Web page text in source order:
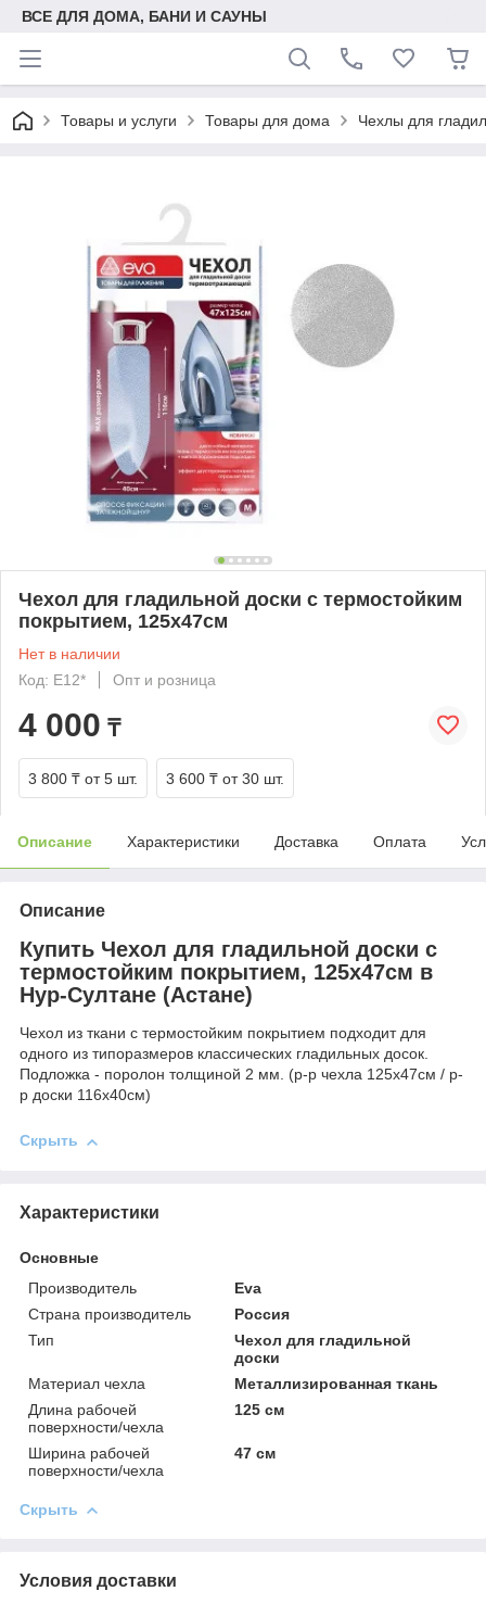
ВСЕ ДЛЯ ДОМА, БАНИ И САУНЫ
Товары и услуги Товары для дома Чехлы для
Чехол для гладильной доски с термостойким
покрытием, 125х47см
Нет в наличии
Код: Е12*
Опт и розница
4 000 ₸
3 800 ₸ от 5 шт. 3 600 ₸ от 30 шт.
Описание Характеристики Доставка Оплата
Описание
Купить Чехол для гладильной доски с
термостойким покрытием, 125х47см в
Нур-Султане (Астане)
Чехол из ткани с термостойким покрытием подходит для
одного из типоразмеров классических гладильных досок.
Подложка - поролон толщиной 2 мм. (р-р чехла 125х47см / р-
р доски 116х40см)
Скрыть
Характеристики
Основные
Производитель
Eva
Страна производитель
Россия
Тип
Чехол для гладильной
доски
Материал чехла
Металлизированная ткань
Длина рабочей
поверхности/чехла
125 см
Ширина рабочей
поверхности/чехла
47 см
Скрыть
Условия доставки